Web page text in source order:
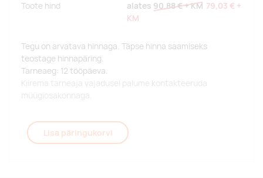
Toote hind alates 90,88 €+ KM 79,03 € +
KM
Tegu on arvatava hinnaga. Täpse hinna saamiseks
teostage hinnapäring.
Tarneaeg: 12 tööpäeva.
Kiirema tarneaja vajadusel palume kontakteeruda
müügiosakonnaga.
Lisa päringukorvi